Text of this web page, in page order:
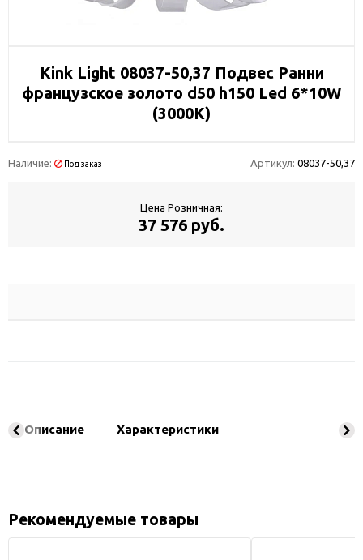
Kink Light 08037-50,37 Подвес Ранни
французское золото d50 h150 Led 6*10W
(3000K)
Наличие: Под заказ Артикул: 08037-50,37
Цена Розничная:
37 576 руб.
Описание Характеристики
Рекомендуемые товары